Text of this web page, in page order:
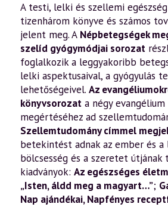
A testi, lelki és szellemi
tizenhárom könyve és számos
jelent meg. A Népbetegségek
szelíd gyógymódjai sorozat
foglalkozik a leggyakoribb
lelki aspektusaival, a gyógyulás
lehetőségeivel. Az
könyvsorozat a négy
megértéséhez ad
Szellemtudomány címmel
betekintést adnak az ember és
bölcsesség és a szeretet útjának
kiadványok: Az egészséges
„Isten, áldd meg a magyart…”;
Nap ajándékai,Napfényes